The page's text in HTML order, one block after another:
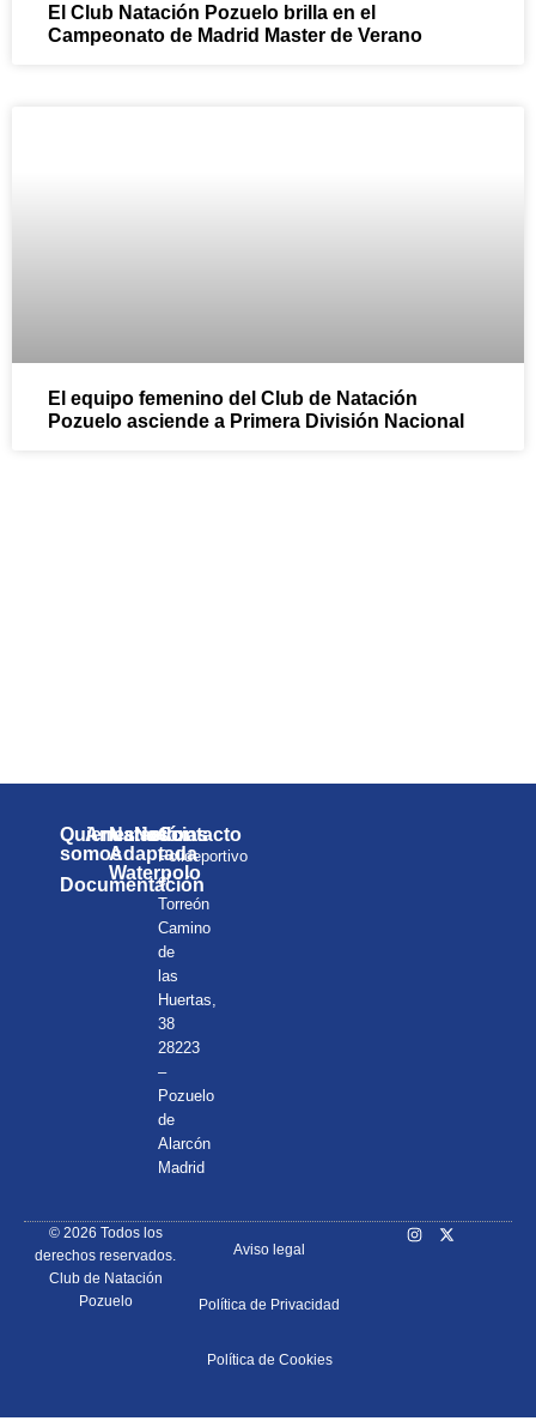
El Club Natación Pozuelo brilla en el
Campeonato de Madrid Master de Verano
El equipo femenino del Club de Natación
Pozuelo asciende a Primera División Nacional
Quienes
somos
Documentación
Anuarios
Natación
Adaptada
Waterpolo
Noticias
Contacto
Polideportivo
el
Torreón
Camino
de
las
Huertas,
38
28223
–
Pozuelo
de
Alarcón
Madrid
© 2026 Todos los
derechos reservados.
Club de Natación
Pozuelo
Aviso legal
Política de Privacidad
Política de Cookies